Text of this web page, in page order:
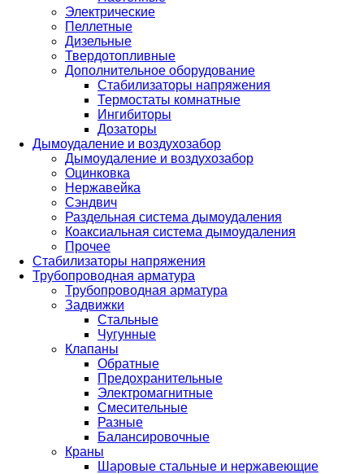
Электрические
Пеллетные
Дизельные
Твердотопливные
Дополнительное оборудование
Стабилизаторы напряжения
Термостаты комнатные
Ингибиторы
Дозаторы
Дымоудаление и воздухозабор
Дымоудаление и воздухозабор
Оцинковка
Нержавейка
Сэндвич
Раздельная система дымоудаления
Коаксиальная система дымоудаления
Прочее
Стабилизаторы напряжения
Трубопроводная арматура
Трубопроводная арматура
Задвижки
Стальные
Чугунные
Клапаны
Обратные
Предохранительные
Электромагнитные
Смесительные
Разные
Балансировочные
Краны
Шаровые стальные и нержавеющие